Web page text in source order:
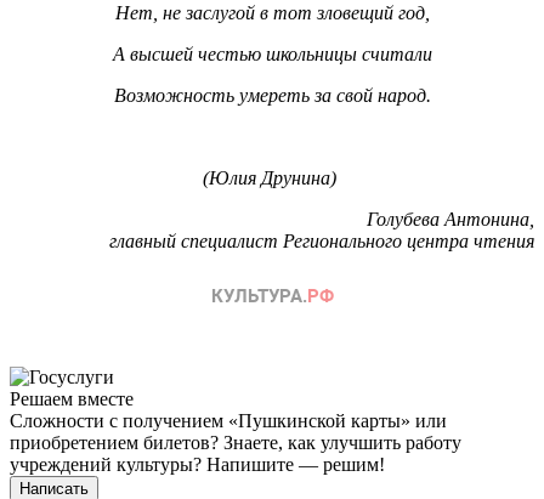
Нет, не заслугой в тот зловещий год,
А высшей честью школьницы считали
Возможность умереть за свой народ.
(Юлия Друнина)
Голубева Антонина,
главный специалист Регионального центра чтения
Решаем вместе
Сложности с получением «Пушкинской карты» или
приобретением билетов? Знаете, как улучшить работу
учреждений культуры? Напишите — решим!
Написать